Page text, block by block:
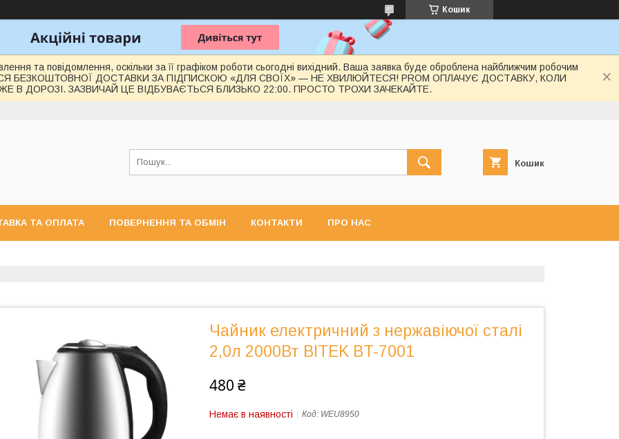
Кошик
та повідомлення, оскільки за її графіком роботи сьогодні вихідний. Ваша заявка буде оброблена найближчим робочим
БЕЗКОШТОВНОЇ ДОСТАВКИ ЗА ПІДПИСКОЮ «ДЛЯ СВОЇХ» — НЕ ХВИЛЮЙТЕСЯ! PROM ОПЛАЧУЄ ДОСТАВКУ, КОЛИ
В ДОРОЗІ. ЗАЗВИЧАЙ ЦЕ ВІДБУВАЄТЬСЯ БЛИЗЬКО 22:00. ПРОСТО ТРОХИ ЗАЧЕКАЙТЕ.
Кошик
ТА ОПЛАТА ПОВЕРНЕННЯ ТА ОБМІН КОНТАКТИ ПРО НАС
Чайник електричний з нержавіючої сталі
2,0л 2000Вт BITEK BT-7001
480 ₴
Немає в наявності Код: WEU8950